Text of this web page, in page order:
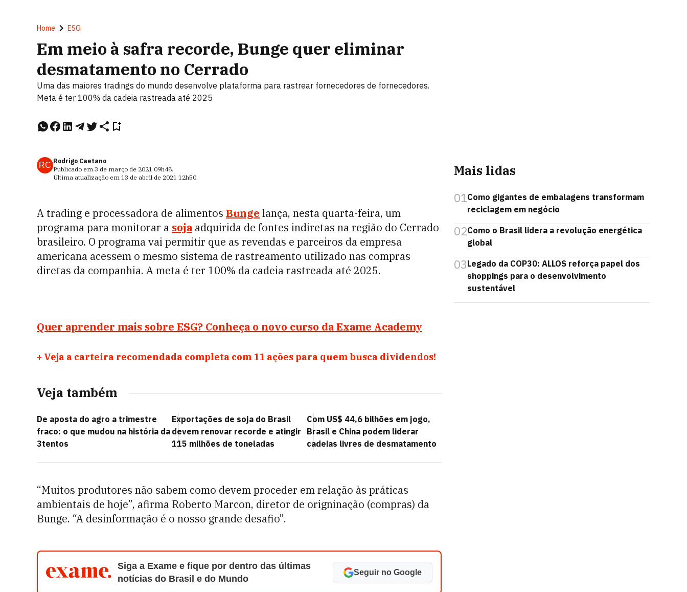
Home ESG
Em meio à safra recorde, Bunge quer eliminar
desmatamento no Cerrado
Uma das maiores tradings do mundo desenvolve plataforma para rastrear fornecedores de fornecedores.
Meta é ter 100% da cadeia rastreada até 2025
RC Rodrigo Caetano
Publicado em 3 de março de 2021 09h48.
Última atualização em 13 de abril de 2021 12h50.
A trading e processadora de alimentos Bunge lança, nesta quarta-feira, um
programa para monitorar a soja adquirida de fontes indiretas na região do Cerrado
brasileiro. O programa vai permitir que as revendas e parceiros da empresa
americana acessem o mesmo sistema de rastreamento utilizado nas compras
diretas da companhia. A meta é ter 100% da cadeia rastreada até 2025.
Quer aprender mais sobre ESG? Conheça o novo curso da Exame Academy
+ Veja a carteira recomendada completa com 11 ações para quem busca dividendos!
Veja também
De aposta do agro a trimestre
fraco: o que mudou na história da
3tentos
Exportações de soja do Brasil
devem renovar recorde e atingir
115 milhões de toneladas
Com US$ 44,6 bilhões em jogo,
Brasil e China podem liderar
cadeias livres de desmatamento
“Muitos produtores não sabem como devem proceder em relação às práticas
ambientais de hoje”, afirma Roberto Marcon, diretor de origninação (compras) da
Bunge. “A desinformação é o nosso grande desafio”.
Siga a Exame e fique por dentro das últimas
notícias do Brasil e do Mundo
Seguir no Google
Mais lidas
01Como gigantes de embalagens transformam
reciclagem em negócio
02Como o Brasil lidera a revolução energética
global
03Legado da COP30: ALLOS reforça papel dos
shoppings para o desenvolvimento
sustentável